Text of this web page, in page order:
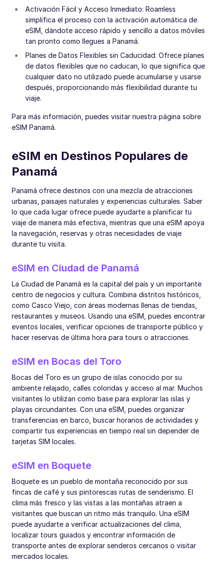
Activación Fácil y Acceso Inmediato: Roamless
simplifica el proceso con la activación automática de
eSIM, dándote acceso rápido y sencillo a datos móviles
tan pronto como llegues a Panamá.
Planes de Datos Flexibles sin Caducidad: Ofrece planes
de datos flexibles que no caducan, lo que significa que
cualquier dato no utilizado puede acumularse y usarse
después, proporcionando más flexibilidad durante tu
viaje.
Para más información, puedes visitar nuestra página sobre
eSIM Panamá.
eSIM en Destinos Populares de
Panamá
Panamá ofrece destinos con una mezcla de atracciones
urbanas, paisajes naturales y experiencias culturales. Saber
lo que cada lugar ofrece puede ayudarte a planificar tu
viaje de manera más efectiva, mientras que una eSIM apoya
la navegación, reservas y otras necesidades de viaje
durante tu visita.
eSIM en Ciudad de Panamá
La Ciudad de Panamá es la capital del país y un importante
centro de negocios y cultura. Combina distritos históricos,
como Casco Viejo, con áreas modernas llenas de tiendas,
restaurantes y museos. Usando una eSIM, puedes encontrar
eventos locales, verificar opciones de transporte público y
hacer reservas de última hora para tours o atracciones.
eSIM en Bocas del Toro
Bocas del Toro es un grupo de islas conocido por su
ambiente relajado, calles coloridas y acceso al mar. Muchos
visitantes lo utilizan como base para explorar las islas y
playas circundantes. Con una eSIM, puedes organizar
transferencias en barco, buscar horarios de actividades y
compartir tus experiencias en tiempo real sin depender de
tarjetas SIM locales.
eSIM en Boquete
Boquete es un pueblo de montaña reconocido por sus
fincas de café y sus pintorescas rutas de senderismo. El
clima más fresco y las vistas a las montañas atraen a
visitantes que buscan un ritmo más tranquilo. Una eSIM
puede ayudarte a verificar actualizaciones del clima,
localizar tours guiados y encontrar información de
transporte antes de explorar senderos cercanos o visitar
mercados locales.